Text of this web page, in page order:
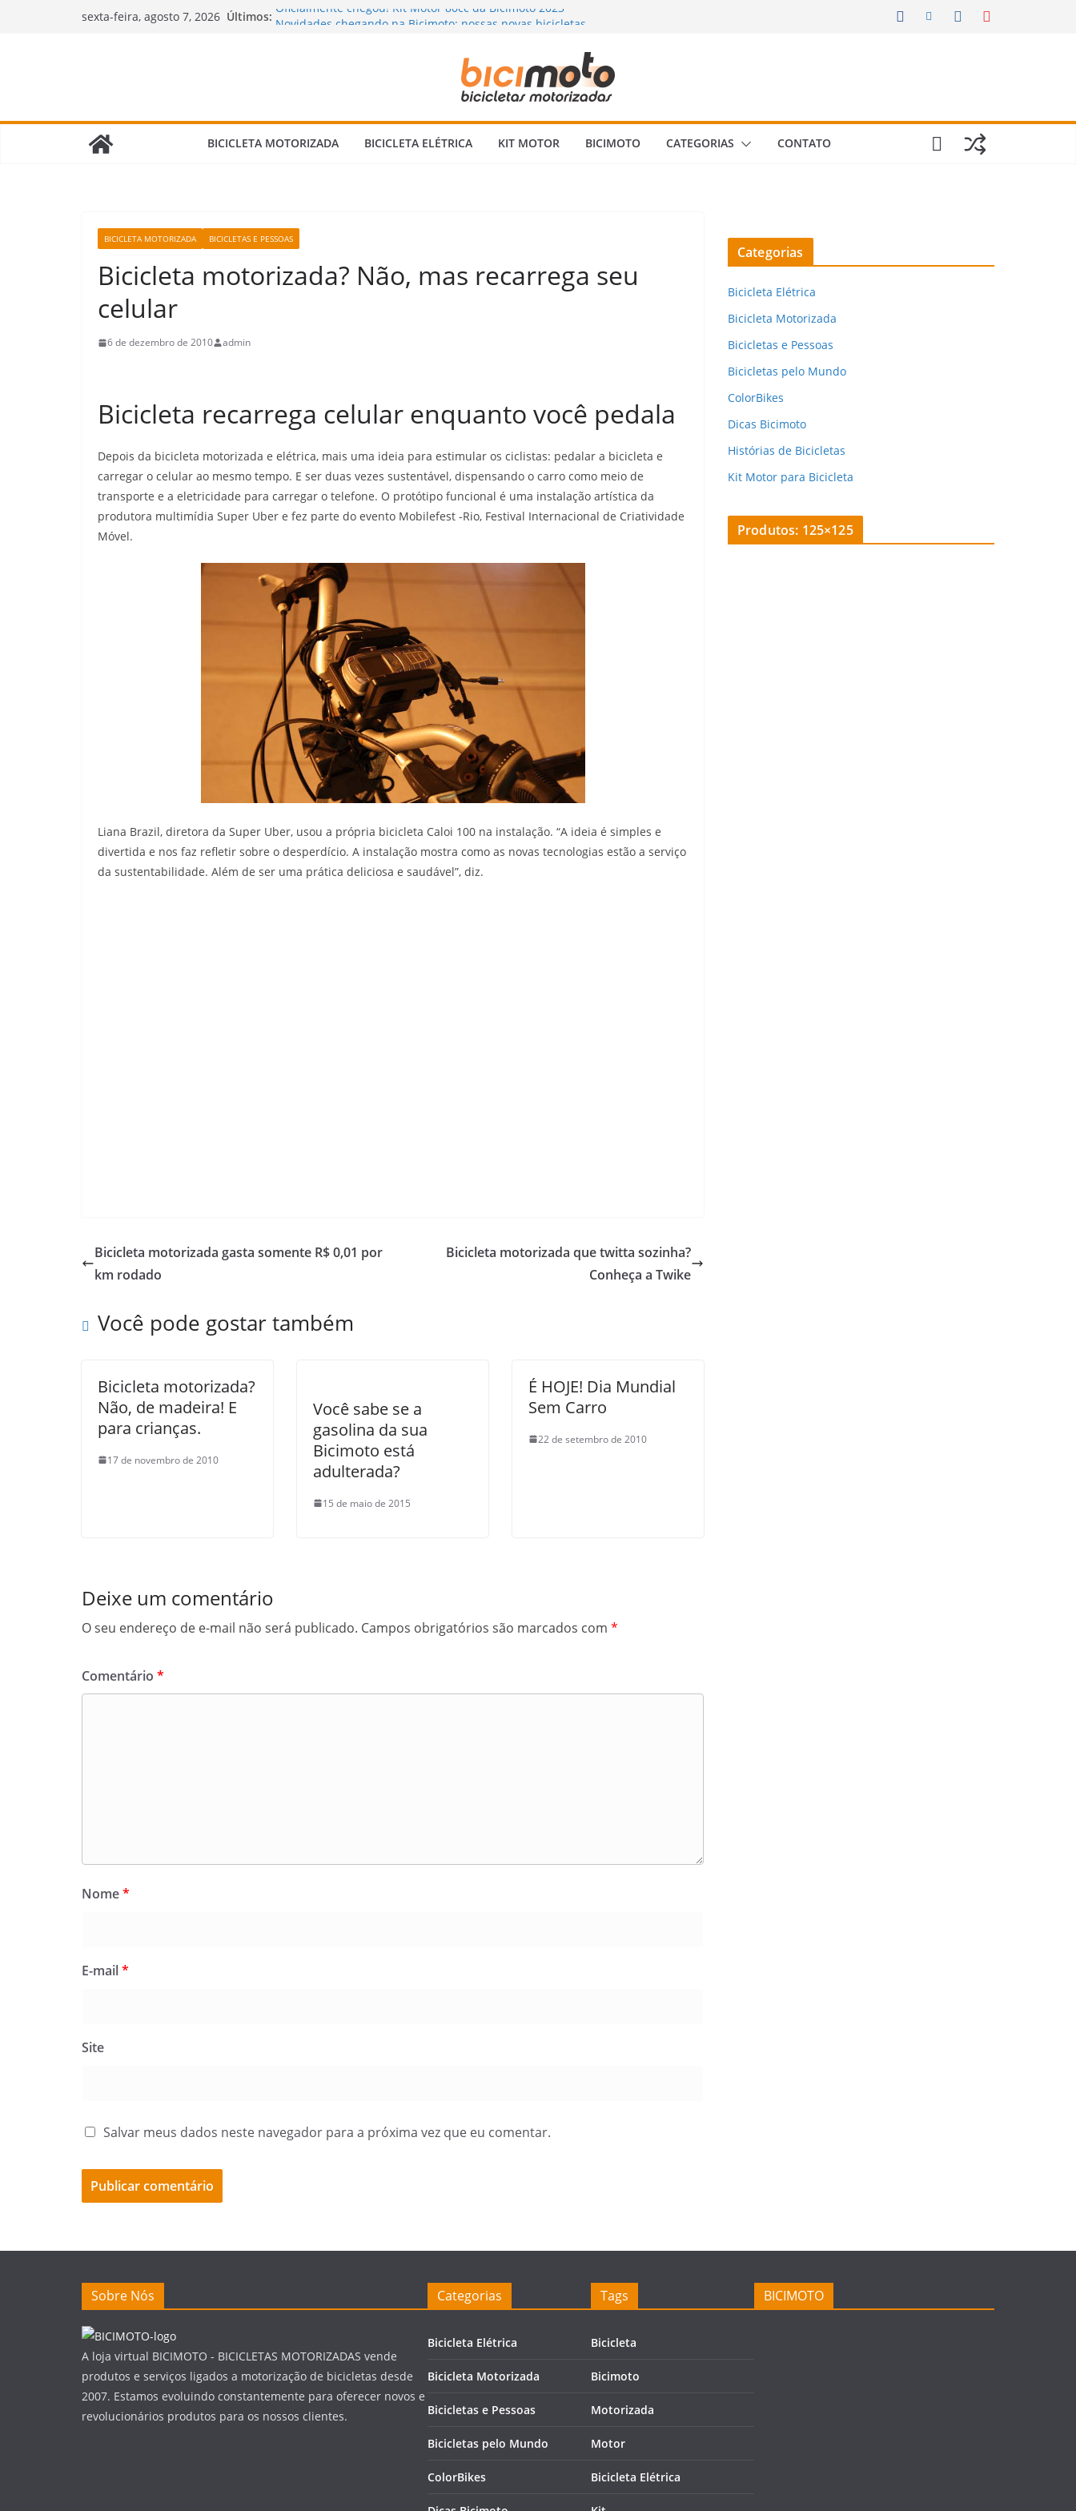
sexta-feira, agosto 7, 2026 Últimos: Oficialmente chegou! Kit Motor 80cc da Bicimoto 2023
🌧️ Bicimoto na Chuva? Dicas para andar com segurança 🌧️
Bicicleta Motorizada: Vale a Pena Mesmo? Descubra a
Fazer e Quais Itens Verificar?
BICICLETA MOTORIZADA
BICICLETA ELÉTRICA KIT MOTOR BICIMOTO CATEGORIAS CONTATO
BICICLETA MOTORIZADA BICICLETAS E PESSOAS
Bicicleta motorizada? Não, mas recarrega seu
celular
6 de dezembro de 2010 admin
Bicicleta recarrega celular enquanto você pedala
Depois da bicicleta motorizada e elétrica, mais uma ideia para estimular os ciclistas: pedalar a bicicleta e
carregar o celular ao mesmo tempo. E ser duas vezes sustentável, dispensando o carro como meio de
transporte e a eletricidade para carregar o telefone. O protótipo funcional é uma instalação artística da
produtora multimídia Super Uber e fez parte do evento Mobilefest -Rio, Festival Internacional de Criatividade
Móvel.
Liana Brazil, diretora da Super Uber, usou a própria bicicleta Caloi 100 na instalação. “A ideia é simples e
divertida e nos faz refletir sobre o desperdício. A instalação mostra como as novas tecnologias estão a serviço
da sustentabilidade. Além de ser uma prática deliciosa e saudável”, diz.
Bicicleta motorizada gasta somente R$ 0,01 por
km rodado
Bicicleta motorizada que twitta sozinha?
Conheça a Twike
Você pode gostar também
Bicicleta motorizada?
Não, de madeira! E
para crianças.
17 de novembro de 2010
Você sabe se a
gasolina da sua
Bicimoto está
adulterada?
15 de maio de 2015
É HOJE! Dia Mundial
Sem Carro
22 de setembro de 2010
Deixe um comentário
O seu endereço de e-mail não será publicado. Campos obrigatórios são marcados com *
Comentário *
Nome*
E-mail*
Site
Salvar meus dados neste navegador para a próxima vez que eu comentar.
Categorias
Bicicleta Elétrica
Bicicleta Motorizada
Bicicletas e Pessoas
Bicicletas pelo Mundo
ColorBikes
Dicas Bicimoto
Histórias de Bicicletas
Kit Motor para Bicicleta
Produtos: 125×125
Sobre Nós
A loja virtual BICIMOTO - BICICLETAS MOTORIZADAS vende
produtos e serviços ligados a motorização de bicicletas desde
2007. Estamos evoluindo constantemente para oferecer novos e
revolucionários produtos para os nossos clientes.
Categorias
Bicicleta Elétrica
Bicicleta Motorizada
Bicicletas e Pessoas
Bicicletas pelo Mundo
ColorBikes
Tags
Bicicleta
Bicimoto
Motorizada
Motor
Bicicleta Elétrica
BICIMOTO